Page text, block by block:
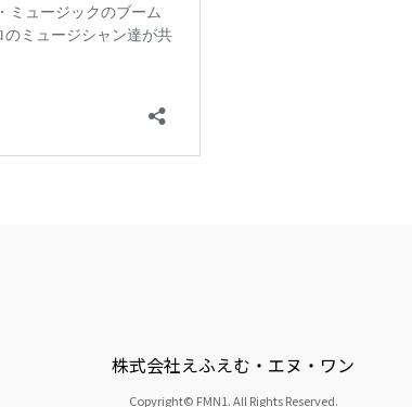
株式会社えふえむ・エヌ・ワン
Copyright© FMN1. All Rights Reserved.